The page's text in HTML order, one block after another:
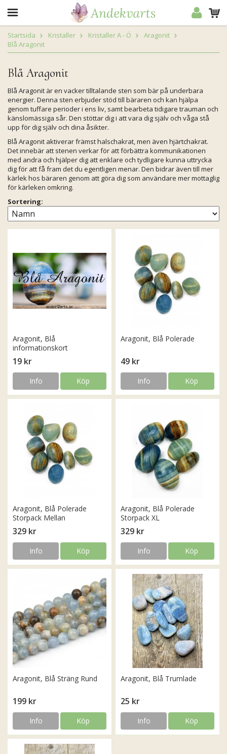
Startsida Kristaller Kristaller A - Ö
Aragonit
Blå Aragonit
Blå Aragonit
Blå Aragonit är en vacker tilltalande sten som bär på underbara
energier. Denna sten erbjuder stöd till bäraren och kan hjälpa
genom tuffare perioder i ens liv, samt bearbeta tidigare trauman och
känslomässiga sår. Den stöttar dig i att vara dig själv och våga stå
upp för dig själv och dina åsikter.
Blå Aragonit aktiverar främst halschakrat, men även hjärtchakrat.
Det innebär att stenen verkar för att förbättra kommunikationen
med andra och hjälper dig att enklare och tydligare kunna uttrycka
dig för att få fram det du egentligen menar. Den bidrar även till mer
kärlek hos bäraren genom att göra dig som användare mer mottaglig
för kärleken omkring.
Sortering:
Aragonit, Blå
informationskort
19 kr
Info Köp
Aragonit, Blå Polerade
49 kr
Info Köp
Aragonit, Blå Polerade
Storpack Mellan
329 kr
Info Köp
Aragonit, Blå Polerade
Storpack XL
329 kr
Info Köp
Aragonit, Blå Sträng Rund
199 kr
Info Köp
Aragonit, Blå Trumlade
25 kr
Info Köp